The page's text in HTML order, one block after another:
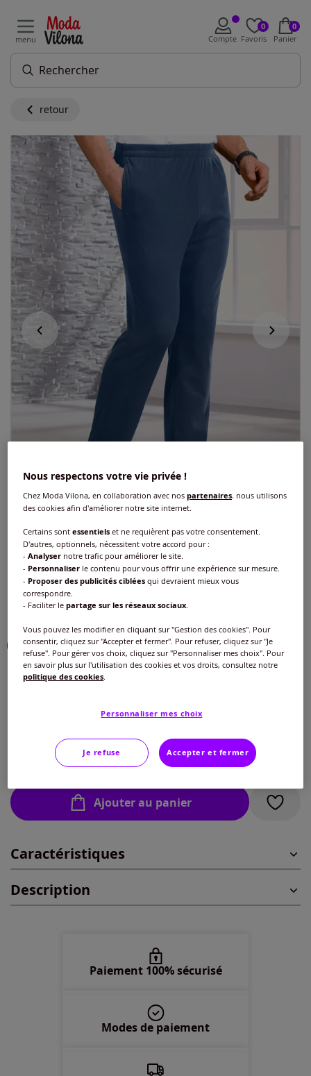
menu Compte
0
Favoris
0
Panier
retour
Pantalon polaire très doux et très chaud
Réf : 759.892.004
Taille :
En stock
épuisé
50/52 -épuisé
54/56 -épuisé
Ajouter au panier
Caractéristiques
Description
Paiement 100% sécurisé
Modes de paiement
Nous respectons votre vie privée !
Chez Moda Vilona, en collaboration avec nospartenaires, nous utilisons
des cookies afin d'améliorer notre site internet.
Certains sontessentiels et ne requièrent pas votre consentement.
D'autres, optionnels, nécessitent votre accord pour :
-Analyser notre trafic pour améliorer le site.
- Personnaliser le contenu pour vous offrir une expérience sur mesure.
- Proposer des publicités ciblées qui devraient mieux vous
correspondre.
- Faciliter lepartage sur les réseaux sociaux
Vous pouvez les modifier en cliquant sur "Gestion des cookies". Pour
consentir, cliquez sur "Accepter et fermer". Pour refuser, cliquez sur "Je
refuse". Pour gérer vos choix, cliquez sur "Personnaliser mes choix". Pour
en savoir plus sur l'utilisation des cookies et vos droits, consultez notre
politique des cookies
Personnaliser mes choix
Je refuse Accepter et fermer